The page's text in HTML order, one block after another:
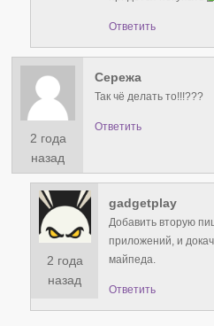
Ответить
2 года
назад
Сережа
Так чё делать то!!!???
Ответить
2 года
назад
gadgetplay
Добавить вторую
приложений, и
майпеда.
Ответить